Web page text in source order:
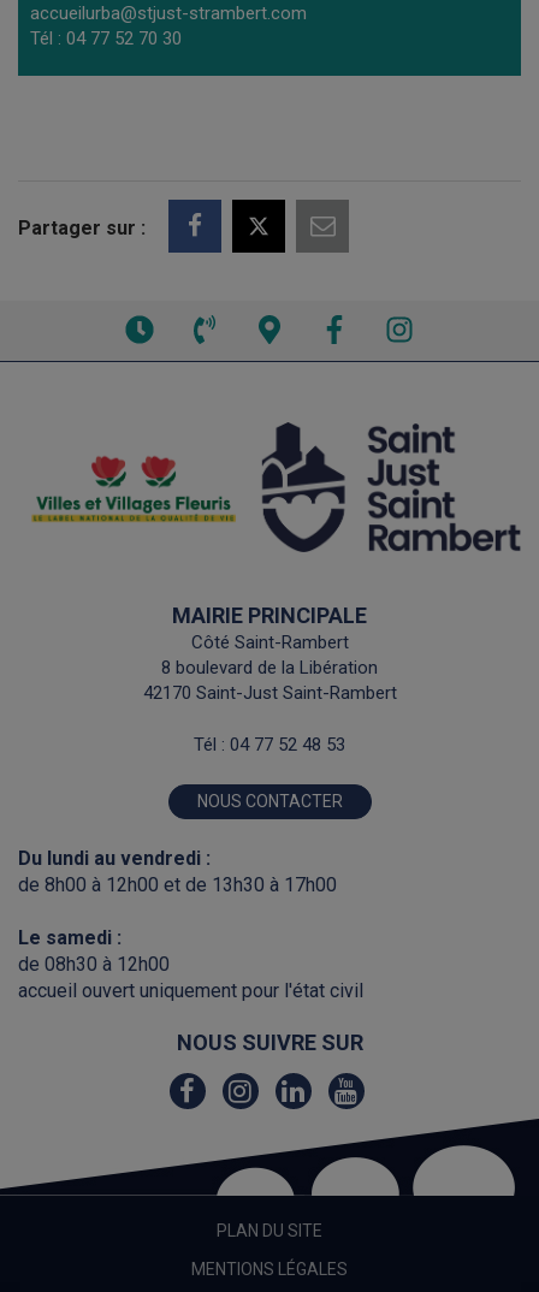
accueilurba@stjust-strambert.com
Tél : 04 77 52 70 30
Partager sur :
Voir
téléphone
Facebook
MAIRIE PRINCIPALE
Côté Saint-Rambert
8 boulevard de la Libération
42170 Saint-Just Saint-Rambert
Tél : 04 77 52 48 53
NOUS CONTACTER
Du lundi au vendredi :
de 8h00 à 12h00 et de 13h30 à 17h00
Le samedi :
de 08h30 à 12h00
accueil ouvert uniquement pour l'état civil
NOUS SUIVRE SUR
Lien
vers
compte
Facebook
Lien
vers
compte
Instagram
Lien
vers
le
compte
Linkedin
Lien
la
chaîne
Youtube
PLAN DU SITE
MENTIONS LÉGALES